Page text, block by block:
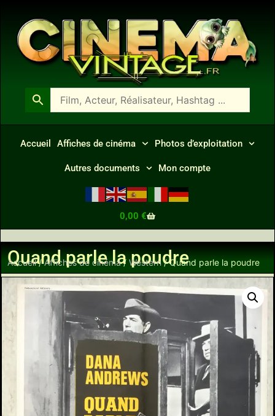
Accueil Affiches de cinéma Photos d’exploitation
Autres documents Mon compte
0,00 €
Quand parle la poudre
Accueil/Affiches de cinéma/ Western/ Quand parle la poudre